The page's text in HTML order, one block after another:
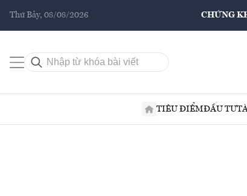
Thứ Bảy, 08/08/2026 CHỨNG
TIÊU ĐIỂMĐẦU TƯ